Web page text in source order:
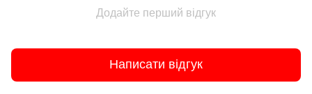
Додайте перший відгук
Написати відгук